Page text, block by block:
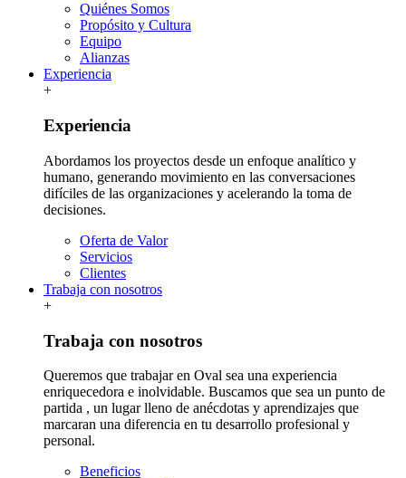
Quiénes Somos
Propósito y Cultura
Equipo
Alianzas
Experiencia
+
Experiencia
Abordamos los proyectos desde un enfoque analítico y
humano, generando movimiento en las conversaciones
difíciles de las organizaciones y acelerando la toma de
decisiones.
Oferta de Valor
Servicios
Clientes
Trabaja con nosotros
+
Trabaja con nosotros
Queremos que trabajar en Oval sea una experiencia
enriquecedora e inolvidable. Buscamos que sea un punto de
partida , un lugar lleno de anécdotas y aprendizajes que
marcaran una diferencia en tu desarrollo profesional y
personal.
Beneficios